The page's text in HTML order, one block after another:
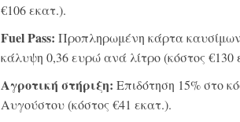
€106 εκατ.).
FuelPass: Προπληρωμένη κάρτα καυσίμων
κάλυψη 0,36 ευρώ ανά λίτρο (κόστος €130
Αγροτική στήριξη: Επιδότηση 15% στο
Αυγούστου (κόστος €41 εκατ.).